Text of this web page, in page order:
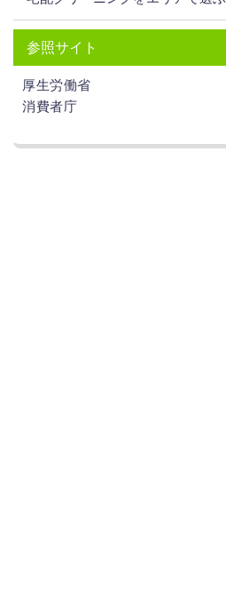
参照サイト
厚生労働省
消費者庁